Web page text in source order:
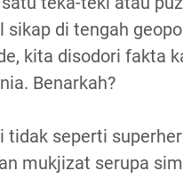
sikap di tengah
kita disodori fakta
Benarkah?
tidak seperti
mukjizat serupa